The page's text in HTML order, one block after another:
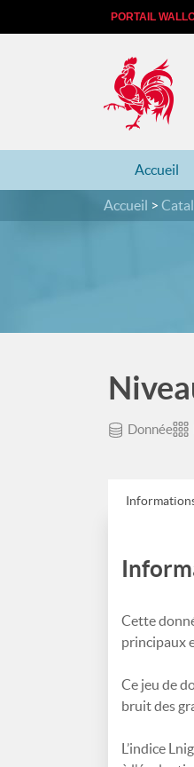
PORTAIL
Accueil
Accueil
Donnée
Cette
principaux
Ce jeu de
bruit des
L’indice